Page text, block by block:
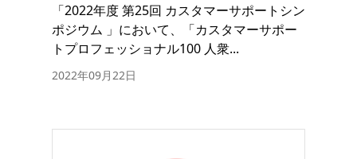
「2022年度 第25回 カスタマーサポートシン
ポジウム 」において、「カスタマーサポー
トプロフェッショナル100 人衆...
2022年09月22日